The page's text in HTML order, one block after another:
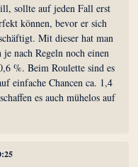
sollte auf jeden Fall erst
können, bevor er sich
Mit dieser hat man
nach Regeln noch einen
%. Beim Roulette sind es
einfache Chancen ca. 1,4
es auch mühelos auf